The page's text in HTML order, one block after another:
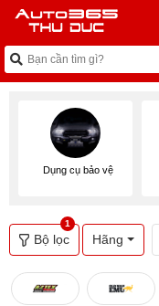
Dụng cụ bảo vệ
Bộ lọc
1
Hãng